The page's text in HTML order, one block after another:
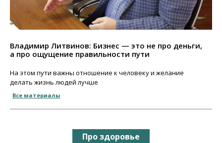
Владимир Литвинов: Бизнес — это не про деньги,
а про ощущение правильности пути
На этом пути важны отношение к человеку и желание
делать жизнь людей лучше
Все материалы
Про здоровье